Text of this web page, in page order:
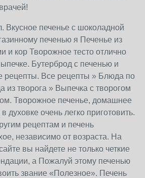
Вкусное печенье с шоколадной
печенью я Печенье из
и кор Творожное тесто отлично
Бутерброд с печенью и
рецепты. Все рецепты » Блюда по
из творога » Выпечка с творогом
Творожное печенье, домашнее
духовке очень легко приготовить.
рецептам и печень
независимо от возраста. На
вы найдете не только четкие
а Пожалуй этому печенью
звание «Полезное». Печень